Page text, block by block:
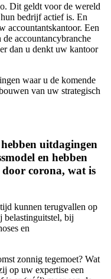
Dit geldt voor de wereld
bedrijf actief is. En
accountantskantoor. Een
accountancybranche
dan u denkt uw kantoor
waar u de komende
van uw strategisch
uitdagingen
en hebben
corona, wat is
kunnen terugvallen op
belastinguitstel, bij
en
zonnig tegemoet? Wat
op uw expertise een